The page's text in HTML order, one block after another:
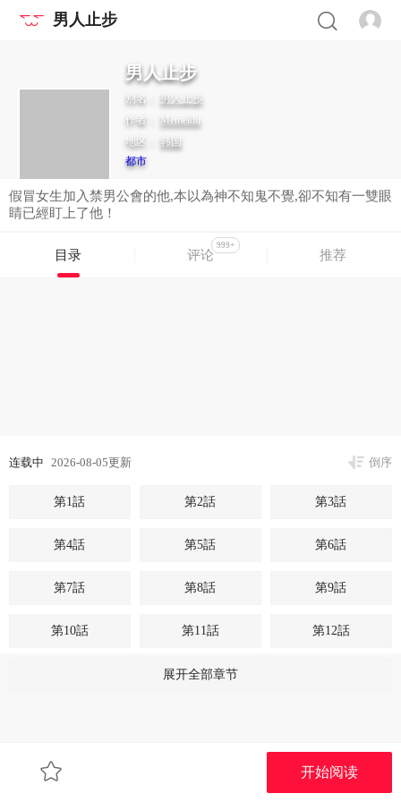
男人止步
男人止步
别名： 男人止步
作者： Memeldu
地区： 韩国
都市
假冒女生加入禁男公會的他,本以為神不知鬼不覺,卻不知有一雙眼
睛已經盯上了他！
目录 评论
999+
推荐
连载中 2026-08-05更新 倒序
第1話 第2話 第3話
第4話 第5話 第6話
第7話 第8話 第9話
第10話 第11話 第12話
第14話
第19話
开始阅读
展开全部章节